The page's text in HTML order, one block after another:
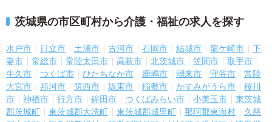
茨城県の市区町村から介護・福祉の求人を探す
水戸市 日立市 土浦市 古河市 石岡市 結城市 龍ケ崎市
下
妻市
常総市 常陸太田市 高萩市 北茨城市 笠間市
取手市
牛久市
つくば市 ひたちなか市 鹿嶋市 潮来市 守谷市
常陸
大宮市
那珂市 筑西市 坂東市 稲敷市 かすみがうら市
桜川
市
神栖市 行方市 鉾田市 つくばみらい市 小美玉市
東茨城
郡茨城町
東茨城郡大洗町 東茨城郡城里町 那珂郡東海村
久慈